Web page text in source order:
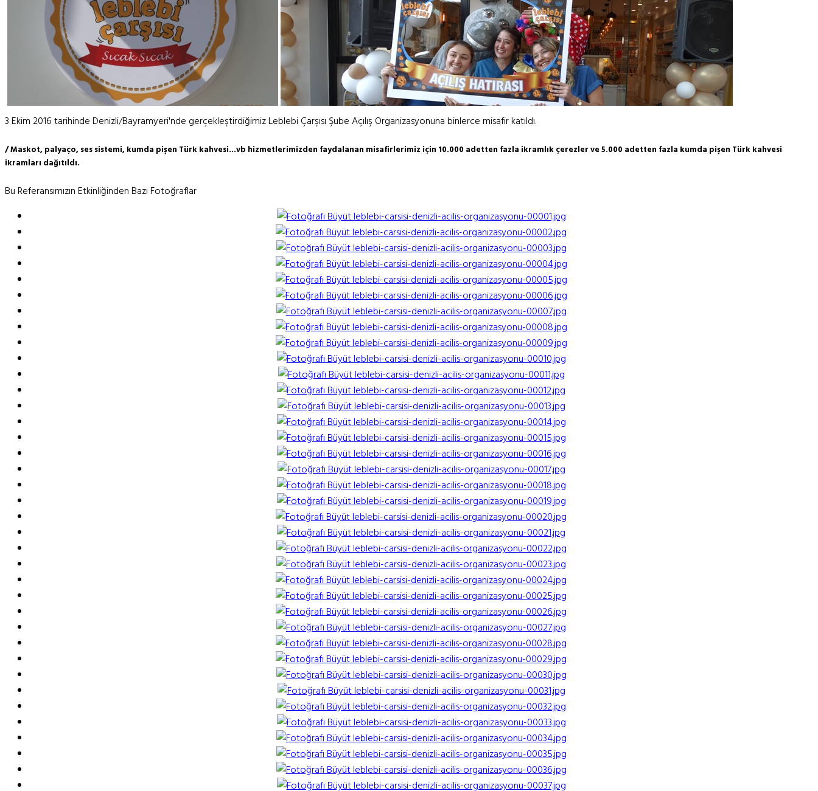
3 Ekim 2016 tarihinde Denizli/Bayramyeri'nde gerçekleştirdiğimiz Leblebi Çarşısı Şube Açılış Organizasyonuna binlerce misafir katıldı.
/ Maskot, palyaço, ses sistemi, kumda pişen Türk kahvesi...vb hizmetlerimizden faydalanan misafirlerimiz için 10.000 adetten fazla ikramlık çerezler ve 5.000 adetten fazla kumda pişen Türk kahvesi
ikramları dağıtıldı.
Bu Referansımızın Etkinliğinden Bazı Fotoğraflar